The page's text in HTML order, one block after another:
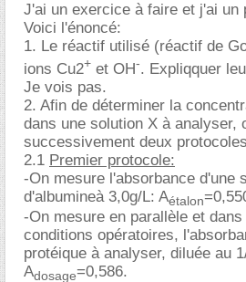
J'ai un exercice à faire et j'ai un
Voici l'énoncé:
1. Le réactif utilisé (réactif de
ions Cu2+ et OH-. Expliqquer
Je vois pas.
2. Afin de déterminer la
dans une solution X à analyser,
successivement deux
2.1 Premier protocole:
-On mesure l'absorbance d'une
d'albumineà 3,0g/L: Aétalon
-On mesure en parallèle et
conditions opératoires,
protéique à analyser, diluée au
Adosage=0,586.